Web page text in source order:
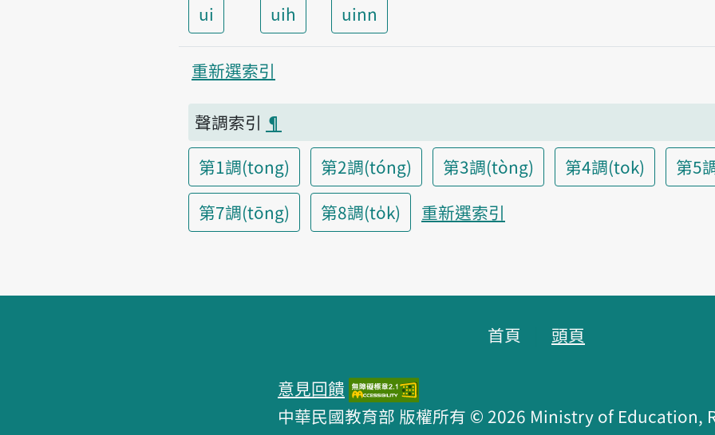
ui uih uinn
重新選索引
聲調索引 ¶
第1調(tong)
第2調(tóng) 第3調(tòng) 第4調(tok)
第5
第7調(tōng)
第8調(to̍k) 重新選索引
首頁 頭頁
意見回饋
中華民國教育部 版權所有 © 2026 Ministry of Education,